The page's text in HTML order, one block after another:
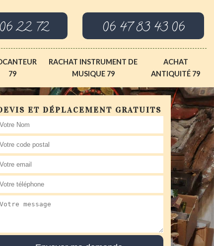
22 72 06 47 83 43 06
79
RACHAT INSTRUMENT DE
MUSIQUE 79
ACHAT
ANTIQUITÉ 79
ET DÉPLACEMENT GRATUITS